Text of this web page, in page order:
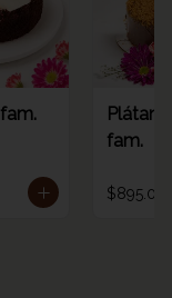
fam.
$895.00